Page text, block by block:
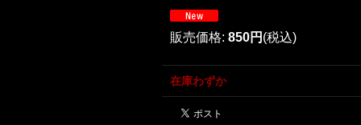
販売価格: 850円 (税込)
在庫わずか